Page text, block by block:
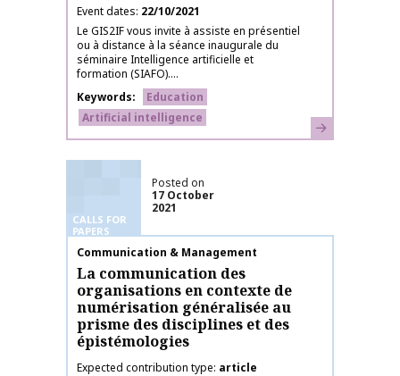
Event dates 22/10/2021
Le GIS2IF vous invite à assiste en présentiel
ou à distance à la séance inaugurale du
séminaire Intelligence artificielle et
formation (SIAFO)....
Keywords
Education
Artificial intelligence
Learn more
CALLS FOR
PAPERS
Posted on
17 October
2021
Publication name
Communication & Management
La communication des
organisations en contexte de
numérisation généralisée au
prisme des disciplines et des
épistémologies
Expected contribution type article